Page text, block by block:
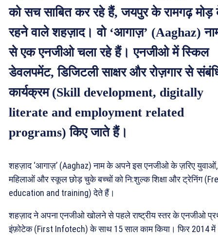
को सच साबित कर रहे हैं, जयपुर के रामगढ़
रहने वाले शहज़ाद। वो ‘आगाज़’ (Aaghaz)
से एक एनजीओ चला रहे हैं। एनजीओ में स्किल
डेवलपमेंट, डिजिटली साक्षर और रोज़गार से
कार्यक्रम (Skill development, digitally
literate and employment related
programs) किए जाते हैं।
शहज़ाद ‘आगाज़’ (Aaghaz) नाम के अपने इस एनजीओ के ज़रिए युवाओं,
महिलाओं और स्कूल छोड़ चुके बच्चों को नि:शुल्क शिक्षा और ट्रेनिंग
education and training) देते हैं।
शहज़ाद ने अपना एनजीओ खोलने से पहले राष्ट्रीय स्तर के एनजीओ
इंफ़ोटेक (First Infotech) के साथ 15 साल काम किया। फिर 2014 में